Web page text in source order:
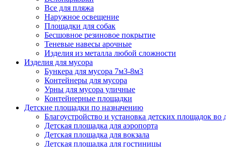
Все для пляжа
Наружное освещение
Площадки для собак
Бесшовное резиновое покрытие
Теневые навесы арочные
Изделия из металла любой сложности
Изделия для мусора
Бункера для мусора 7м3-8м3
Контейнеры для мусора
Урны для мусора уличные
Контейнерные площадки
Детские площадки по назначению
Благоустройство и установка детских площадок
Детская площадка для аэропорта
Детская площадка для вокзала
Детская площадка для гостиницы